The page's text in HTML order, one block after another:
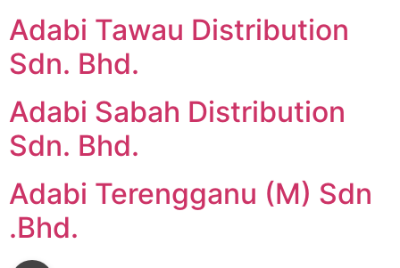
Adabi Tawau Distribution
Sdn. Bhd.
Adabi Sabah Distribution
Sdn. Bhd.
Adabi Terengganu (M) Sdn
.Bhd.